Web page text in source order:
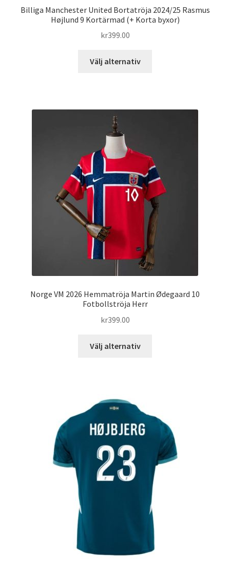
Billiga Manchester United Bortatröja 2024/25 Rasmus
Højlund 9 Kortärmad (+ Korta byxor)
kr399.00
Välj alternativ
flera
alternativen
kan
väljas
på
produktsidan
Norge VM 2026 Hemmatröja Martin Ødegaard 10
Fotbollströja Herr
kr399.00
Välj alternativ
De
olika
alternativen
kan
väljas
på
produktsidan